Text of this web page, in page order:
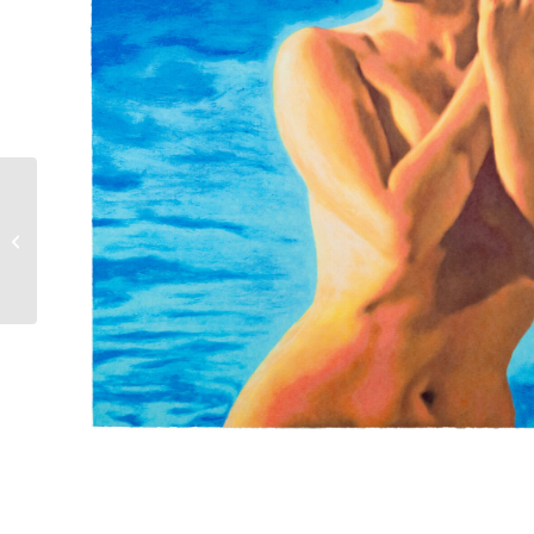
James Francis Gill |
Women in Water –
Marilyn 2